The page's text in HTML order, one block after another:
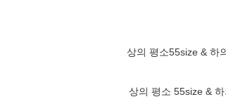
상의 평소55size & 하
상의 평소 55size &